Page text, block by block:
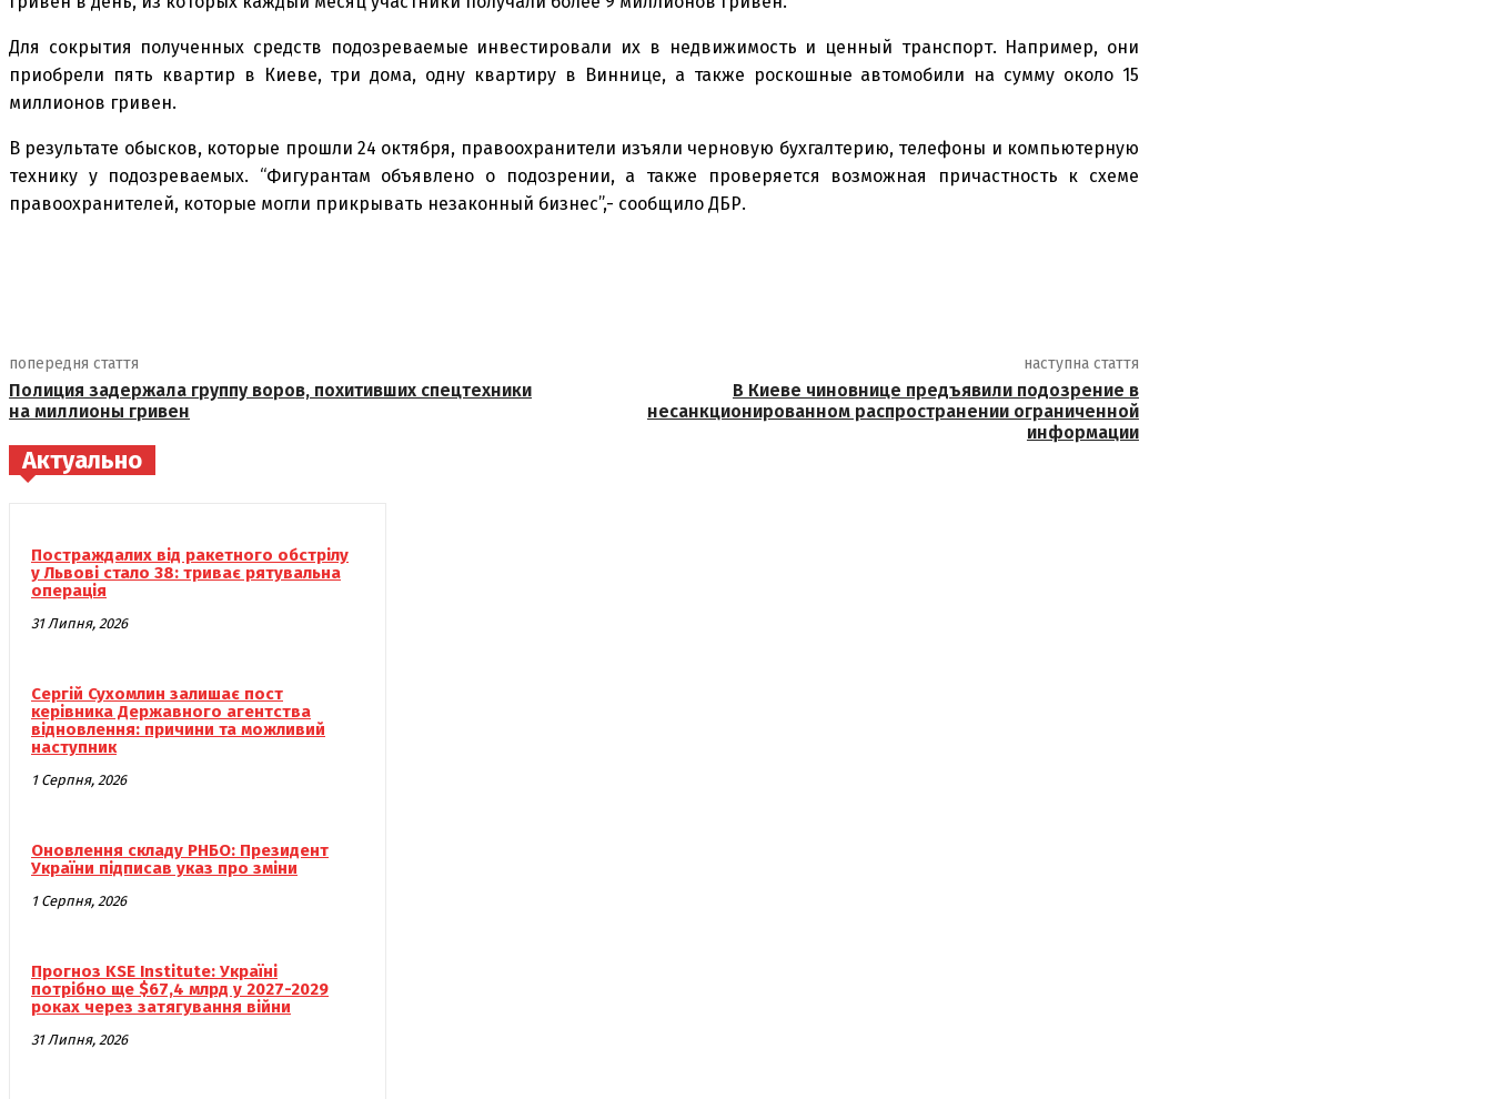
Для сокрытия полученных средств подозреваемые инвестировали их в недвижимость и ценный транспорт. Например, они
приобрели пять квартир в Киеве, три дома, одну квартиру в Виннице, а также роскошные автомобили на сумму около 15
миллионов гривен.
В результате обысков, которые прошли 24 октября, правоохранители изъяли черновую бухгалтерию, телефоны и компьютерную
технику у подозреваемых. “Фигурантам объявлено о подозрении, а также проверяется возможная причастность к схеме
правоохранителей, которые могли прикрывать незаконный бизнес”,- сообщило ДБР.
попередня стаття
Полиция задержала группу воров, похитивших спецтехники
на миллионы гривен
наступна стаття
В Киеве чиновнице предъявили подозрение в
несанкционированном распространении ограниченной
информации
Актуально
Постраждалих від ракетного обстрілу
у Львові стало 38: триває рятувальна
операція
31 Липня, 2026
Сергій Сухомлин залишає пост
керівника Державного агентства
відновлення: причини та можливий
наступник
1 Серпня, 2026
Оновлення складу РНБО: Президент
України підписав указ про зміни
1 Серпня, 2026
Прогноз KSE Institute: Україні
потрібно ще $67,4 млрд у 2027-2029
роках через затягування війни
31 Липня, 2026